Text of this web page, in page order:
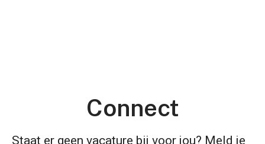
Connect
Staat er geen vacature bij voor jou? Meld je